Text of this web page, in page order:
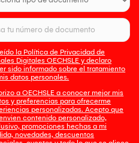
la Política de Privacidad de
Digitales OECHSLE y declaro
sido informado sobre el tratamiento
datos personales.
a OECHSLE a conocer mejor mis
y preferencias para ofrecerme
personalizadas. Acepto que
contenido personalizado,
promociones hechas a mi
novedades, descuentos